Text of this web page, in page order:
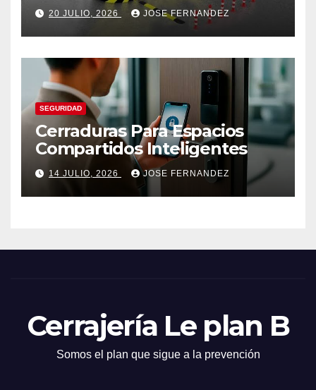
20 JULIO, 2026 JOSE FERNANDEZ
SEGURIDAD
Cerraduras Para Espacios
Compartidos Inteligentes
14 JULIO, 2026 JOSE FERNANDEZ
Cerrajería Le plan B
Somos el plan que sigue a la prevención